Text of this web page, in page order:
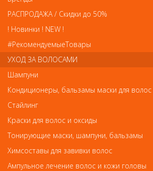
SEO
Маникюрное копытце Metzger от Metzger
Маникюрное копытце Metzger
95
РАСПРОДАЖА / Скидки до 50%
! Новинки ! NEW !
#РекомендуемыеТовары
УХОД ЗА ВОЛОСАМИ
Шампуни
Кондиционеры, бальзамы маски для волос
Стайлинг
Краски для волос и оксиды
Тонирующие маски, шампуни, бальзамы
Химсоставы для завивки волос
Ампульное лечение волос и кожи головы